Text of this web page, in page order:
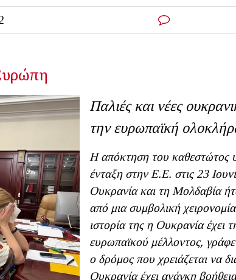
Παλιές και νέες
την ευρωπαϊκή
Η απόκτηση του καθεστώτος
ένταξη στην Ε.Ε. στις 23
Ουκρανία και τη Μολδαβία
από μια συμβολική
ιστορία της η Ουκρανία έχει
ευρωπαϊκού μέλλοντος,
ο δρόμος που χρειάζεται να
Ουκρανία έχει ανάγκη